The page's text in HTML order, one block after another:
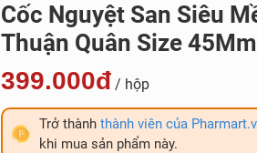
Cốc Nguyệt San Siêu
Thuận Quân Size
399.000đ / hộp
Trở thành thành viên của
khi mua sản phẩm này.